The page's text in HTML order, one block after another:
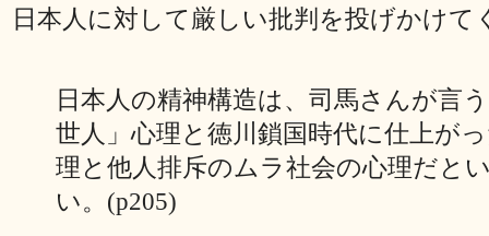
日本人に対して厳しい批判を投げかけて
日本人の精神構造は、司馬さんが言
世人」心理と徳川鎖国時代に仕上が
理と他人排斥のムラ社会の心理だと
い。(p205)